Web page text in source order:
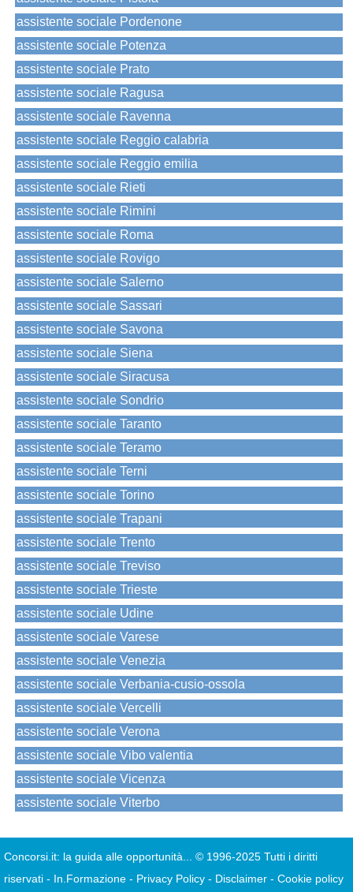
assistente sociale Pordenone
assistente sociale Potenza
assistente sociale Prato
assistente sociale Ragusa
assistente sociale Ravenna
assistente sociale Reggio calabria
assistente sociale Reggio emilia
assistente sociale Rieti
assistente sociale Rimini
assistente sociale Roma
assistente sociale Rovigo
assistente sociale Salerno
assistente sociale Sassari
assistente sociale Savona
assistente sociale Siena
assistente sociale Siracusa
assistente sociale Sondrio
assistente sociale Taranto
assistente sociale Teramo
assistente sociale Terni
assistente sociale Torino
assistente sociale Trapani
assistente sociale Trento
assistente sociale Treviso
assistente sociale Trieste
assistente sociale Udine
assistente sociale Varese
assistente sociale Venezia
assistente sociale Verbania-cusio-ossola
assistente sociale Vercelli
assistente sociale Verona
assistente sociale Vibo valentia
assistente sociale Vicenza
assistente sociale Viterbo
Concorsi.it: la guida alle opportunità... © 1996-2025 Tutti i diritti
riservati - In.Formazione - Privacy Policy - Disclaimer - Cookie policy